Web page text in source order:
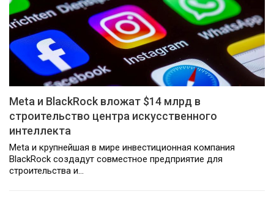
Meta и BlackRock вложат $14 млрд в
строительство центра искусственного
интеллекта
Meta и крупнейшая в мире инвестиционная компания
BlackRock создадут совместное предприятие для
строительства и…